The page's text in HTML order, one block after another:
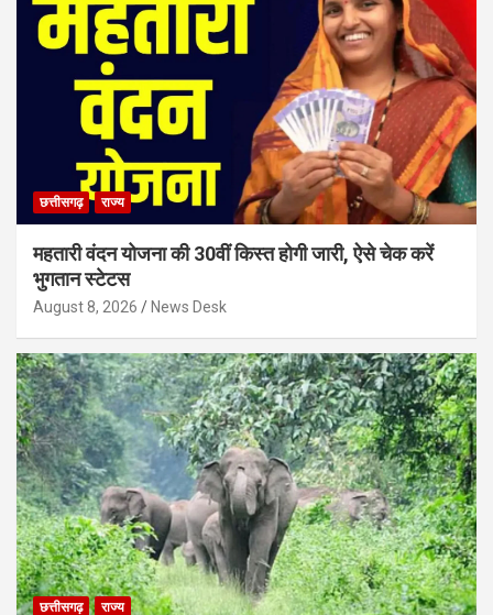
छत्तीसगढ़ राज्य
महतारी वंदन योजना की 30वीं किस्त होगी जारी, ऐसे चेक करें
भुगतान स्टेटस
August 8, 2026 News Desk
छत्तीसगढ़ राज्य